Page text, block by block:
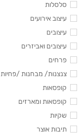
סלסלות
עיצוב אירועים
עיצובים
עיצובים ואביזרים
פרחים
צנצנות/ מבחנות /פחיות
קופסאות
קופסאות ומארזים
שקיות
תיבות אוצר